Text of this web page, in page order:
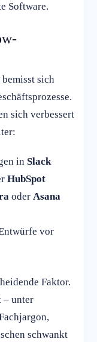
Software.
sich
sich verbessert
in Slack
HubSpot
oder Asana
vor
Faktor.
– unter
schwankt